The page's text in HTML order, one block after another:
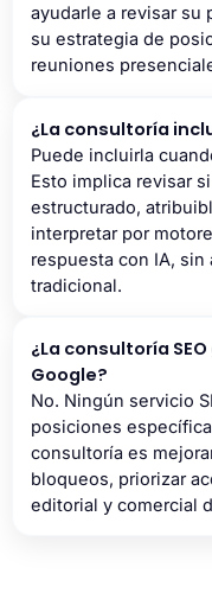
ayudarle a revisar su
su estrategia de
reuniones
¿La consultoría
Puede incluirla
Esto implica revisar
estructurado,
interpretar por
respuesta con IA, sin
tradicional.
¿La consultoría
Google?
No. Ningún servicio
posiciones
consultoría es
bloqueos, priorizar
editorial y comercial